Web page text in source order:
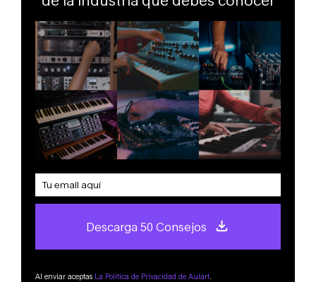
Descarga 50 Consejos
Al enviar aceptas La Política de Privacidad de Aulart.